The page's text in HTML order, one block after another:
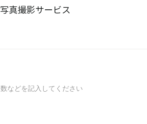
写真撮影サービス